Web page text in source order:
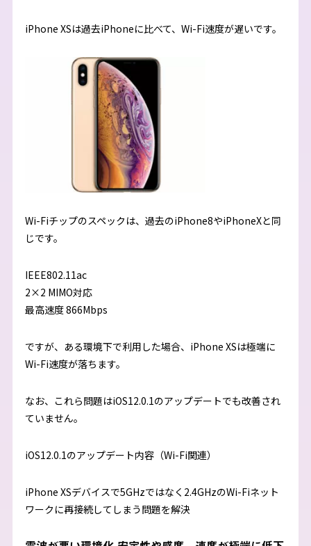
iPhone XSは過去iPhoneに比べて、Wi-Fi速度が遅いです。
Wi-Fiチップのスペックは、過去のiPhone8やiPhoneXと同
じです。
IEEE802.11ac
2×2 MIMO対応
最高速度 866Mbps
ですが、ある環境下で利用した場合、iPhone XSは極端に
Wi-Fi速度が落ちます。
なお、これら問題はiOS12.0.1のアップデートでも改善され
ていません。
iOS12.0.1のアップデート内容（Wi-Fi関連）
iPhone XSデバイスで5GHzではなく2.4GHzのWi-Fiネット
ワークに再接続してしまう問題を解決